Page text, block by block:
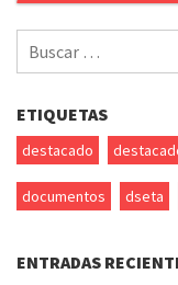
Buscar
por:
ETIQUETAS
destacado
documentos dseta
ENTRADAS